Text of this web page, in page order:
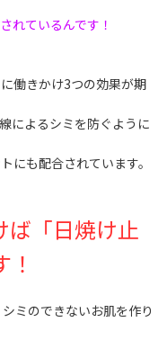
れているんです！
働きかけ 3つの効果が期
によるシミを防ぐように
も 配合されています。
「日焼け止
ミのできないお肌を作り